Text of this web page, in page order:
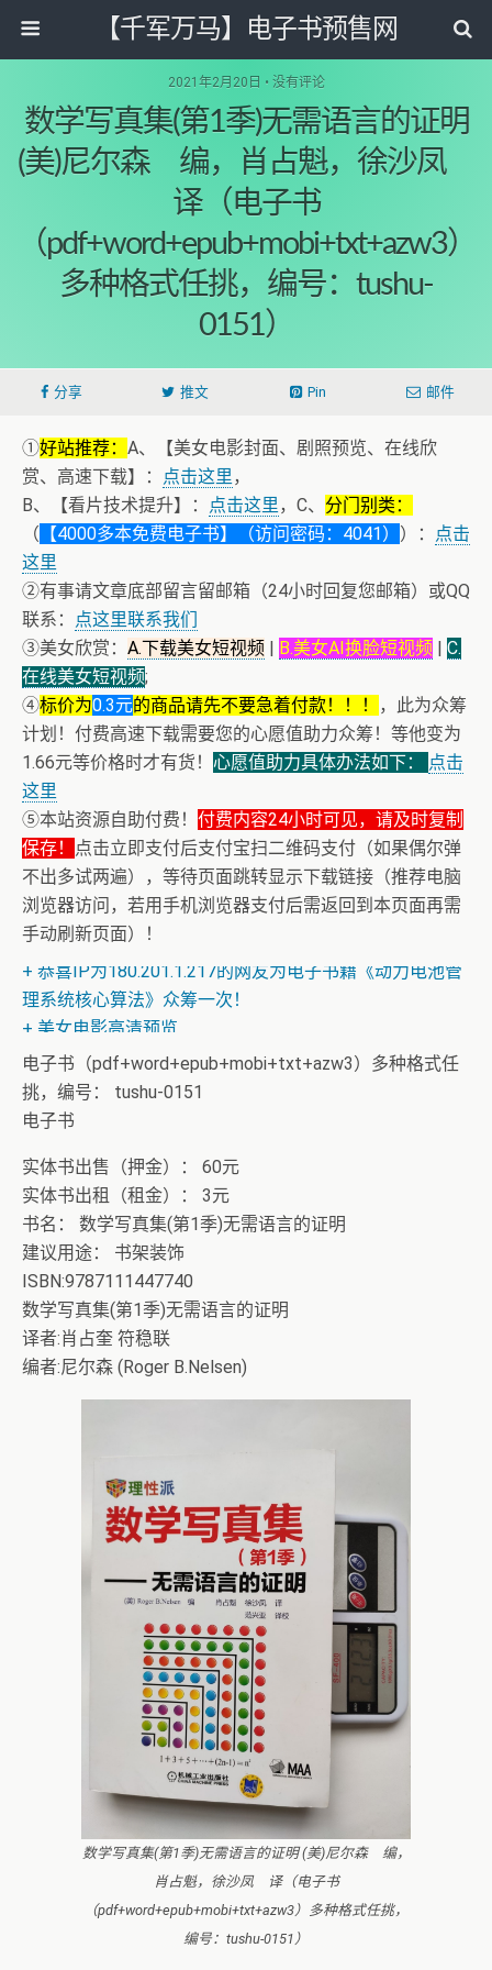
【千军万马】电子书预售网
2021年2月20日 • 没有评论
数学写真集(第1季)无需语言的证明
(美)尼尔森 编，肖占魁，徐沙凤
译（电子书
（pdf+word+epub+mobi+txt+azw3）
多种格式任挑，编号：tushu-
0151）
分享 推文 Pin 邮件
①好站推荐： A、【美女电影封面、剧照预览、在线欣
赏、高速下载】：
点击这里，
B、【看片技术提升】：
点击这里，C、 分门别类：
（ 【4000多本免费电子书】（访问密码：4041） ）：
点击
这里
②有事请文章底部留言留邮箱（24小时回复您邮箱）或QQ
联系：
点这里联系我们
③美女欣赏： A.下载美女短视频 | B.美女AI换脸短视频 | C.
在线美女短视频;
④标价为0.3元的商品请先不要急着付款！！！
，此为众筹
计划！付费高速下载需要您的心愿值助力众筹！等他变为
1.66元等价格时才有货！ 心愿值助力具体办法如下：
点击
这里
⑤本站资源自助付费！ 付费内容24小时可见，请及时复制
保存！
点击立即支付后支付宝扫二维码支付（如果偶尔弹
不出多试两遍），等待页面跳转显示下载链接（推荐电脑
浏览器访问，若用手机浏览器支付后需返回到本页面再需
手动刷新页面）！
+ 随机跳舞小姐姐（单击视频或点击随机播放、换个视频
开始欣赏）
+ 恭喜IP为180.201.1.217的网友为电子书籍《动力电池管
理系统核心算法》众筹一次！
+ 美女电影高清预览
电子书（pdf+word+epub+mobi+txt+azw3）多种格式任
挑，编号： tushu-0151
电子书
实体书出售（押金）： 60元
实体书出租（租金）： 3元
书名： 数学写真集(第1季)无需语言的证明
建议用途： 书架装饰
ISBN:9787111447740
数学写真集(第1季)无需语言的证明
译者:肖占奎 符稳联
编者:尼尔森 (Roger B.Nelsen)
数学写真集(第1季)无需语言的证明 (美)尼尔森 编，
肖占魁，徐沙凤 译（电子书
（pdf+word+epub+mobi+txt+azw3）多种格式任挑，
编号：tushu-0151）